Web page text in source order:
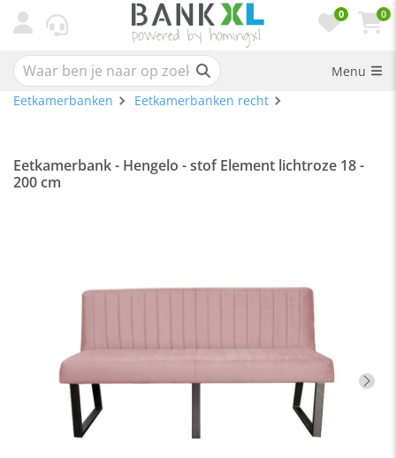
0 0
Menu
Eetkamerbanken
Eetkamerbanken recht
Eetkamerbank - Hengelo - stof Element lichtroze 18 -
200 cm